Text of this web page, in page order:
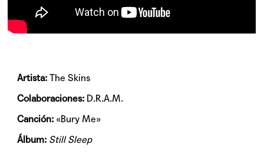
Artista: The Skins
Colaboraciones: D.R.A.M.
Canción: «Bury Me»
Álbum: Still Sleep